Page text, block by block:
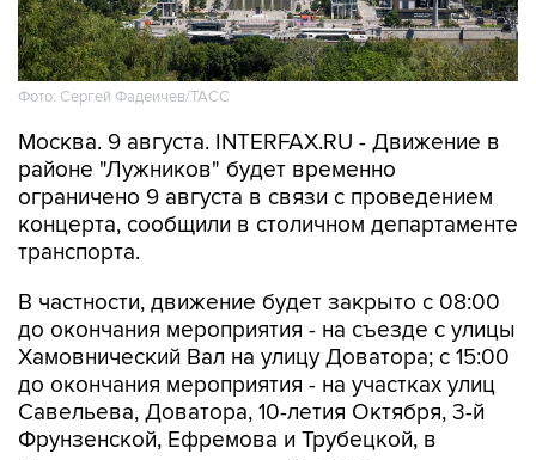
Фото: Сергей Фадеичев/ТАСС
Москва. 9 августа. INTERFAX.RU - Движение в
районе "Лужников" будет временно
ограничено 9 августа в связи с проведением
концерта, сообщили в столичном департаменте
транспорта.
В частности, движение будет закрыто с 08:00
до окончания мероприятия - на съезде с улицы
Хамовнический Вал на улицу Доватора; с 15:00
до окончания мероприятия - на участках улиц
Савельева, Доватора, 10-летия Октября, 3-й
Фрунзенской, Ефремова и Трубецкой, в